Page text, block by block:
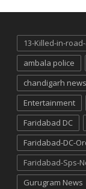
13-Killed-in-
ambala police
chandigarh news
Entertainment
Faridabad DC
Faridabad-DC-
Faridabad-Sps-
Gurugram News